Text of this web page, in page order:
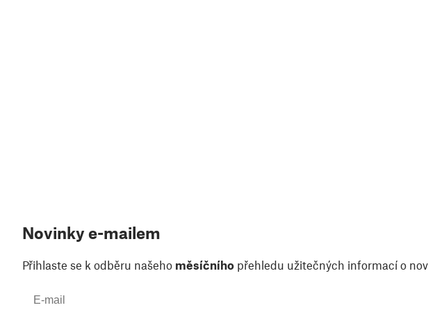
Novinky e-mailem
Přihlaste se k odběru našeho měsíčního přehledu užitečných informací o